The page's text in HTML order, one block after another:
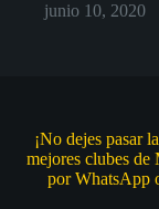
junio 10, 2020
¡No dejes pasar
mejores clubes de
por WhatsApp